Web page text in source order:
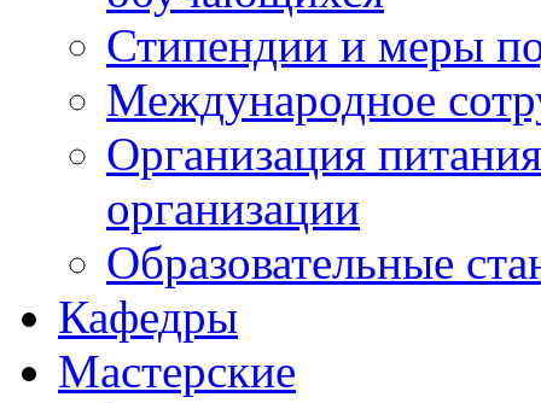
Стипендии и меры
Международное
Организация
организации
Образовательные
Кафедры
Мастерские